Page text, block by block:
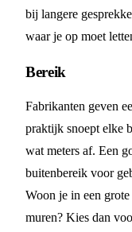
bij langere
waar je op moet
Bereik
Fabrikanten geven
praktijk snoept elke
wat meters af. Een
buitenbereik voor
Woon je in een
muren? Kies dan